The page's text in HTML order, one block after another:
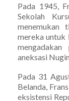
Pada 1945,
Sekolah
menemukan
mereka untuk
aneksasi
Pada 31
Belanda,
eksistensi